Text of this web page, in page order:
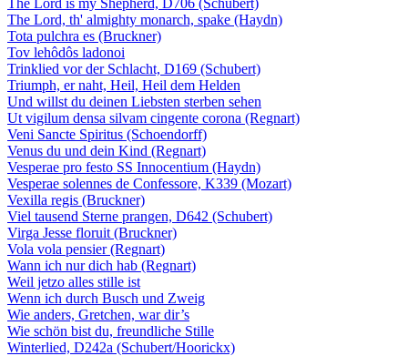
The Lord is my Shepherd, D706 (Schubert)
The Lord, th' almighty monarch, spake (Haydn)
Tota pulchra es (Bruckner)
Tov lehôdôs ladonoi
Trinklied vor der Schlacht, D169 (Schubert)
Triumph, er naht, Heil, Heil dem Helden
Und willst du deinen Liebsten sterben sehen
Ut vigilum densa silvam cingente corona (Regnart)
Veni Sancte Spiritus (Schoendorff)
Venus du und dein Kind (Regnart)
Vesperae pro festo SS Innocentium (Haydn)
Vesperae solennes de Confessore, K339 (Mozart)
Vexilla regis (Bruckner)
Viel tausend Sterne prangen, D642 (Schubert)
Virga Jesse floruit (Bruckner)
Vola vola pensier (Regnart)
Wann ich nur dich hab (Regnart)
Weil jetzo alles stille ist
Wenn ich durch Busch und Zweig
Wie anders, Gretchen, war dir’s
Wie schön bist du, freundliche Stille
Winterlied, D242a (Schubert/Hoorickx)